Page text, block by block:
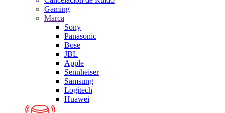
Gaming
Marca
Sony
Panasonic
Bose
JBL
Apple
Sennheiser
Samsung
Logitech
Huawei